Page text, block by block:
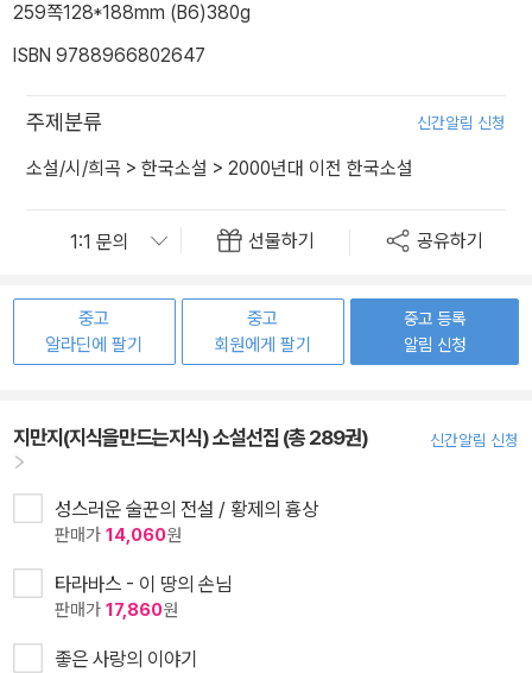
259쪽128*188mm (B6)380g
ISBN 9788966802647
주제분류 신간알림 신청
소설/시/희곡 > 한국소설 > 2000년대 이전 한국소설
선물하기 공유하기
중고
알라딘에 팔기
중고
회원에게 팔기
중고 등록
알림 신청
지만지(지식을만드는지식) 소설선집 (총 289권) 신간알림 신청
성스러운 술꾼의 전설 / 황제의 흉상
판매가 14,060원
타라바스 - 이 땅의 손님
판매가 17,860원
좋은 사랑의 이야기